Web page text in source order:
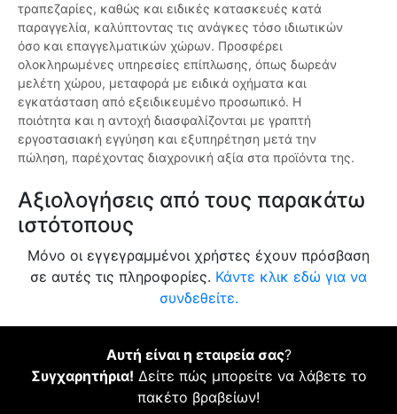
τραπεζαρίες, καθώς και ειδικές κατασκευές κατά
παραγγελία, καλύπτοντας τις ανάγκες τόσο ιδιωτικών
όσο και επαγγελματικών χώρων. Προσφέρει
ολοκληρωμένες υπηρεσίες επίπλωσης, όπως δωρεάν
μελέτη χώρου, μεταφορά με ειδικά οχήματα και
εγκατάσταση από εξειδικευμένο προσωπικό. Η
ποιότητα και η αντοχή διασφαλίζονται με γραπτή
εργοστασιακή εγγύηση και εξυπηρέτηση μετά την
πώληση, παρέχοντας διαχρονική αξία στα προϊόντα της.
Αξιολογήσεις από τους παρακάτω
ιστότοπους
Μόνο οι εγγεγραμμένοι χρήστες έχουν πρόσβαση
σε αυτές τις πληροφορίες. Κάντε κλικ εδώ για να
συνδεθείτε.
Αυτή είναι η εταιρεία σας?
Συγχαρητήρια! Δείτε πώς μπορείτε να λάβετε το
πακέτο βραβείων!